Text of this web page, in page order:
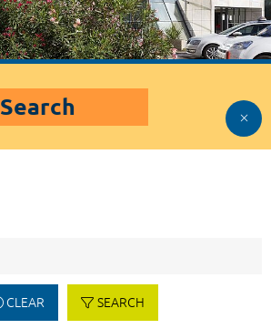
Search
CLEAR SEARCH